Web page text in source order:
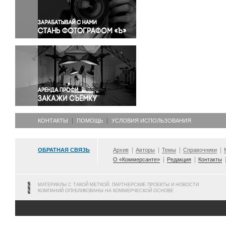
Правосудие
Происшествия и конфликты
Религия
Светская жизнь
Спорт
Экология
Экономика и бизнес
КОНТАКТЫ ПОМОЩЬ УСЛОВИЯ ИСПОЛЬЗОВАНИЯ
ОБРАТНАЯ СВЯЗЬ Архив Авторы Темы Справочники
О «Коммерсанте»
Редакция Контакты
МАТЕРИАЛЫ С ТАКОЙ МЕТКОЙ, ПАРТНЕРСКИЕ ПРОЕКТЫ И НОВОСТИ
КОМПАНИЙ ОПУБЛИКОВАНЫ НА КОММЕРЧЕСКОЙ ОСНОВЕ